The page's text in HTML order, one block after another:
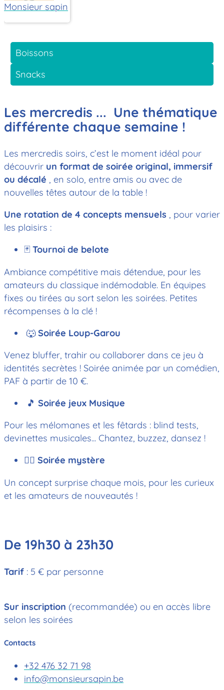
Monsieur sapin
Boissons
Snacks
Les mercredis ... Une thématique
différente chaque semaine !
Les mercredis soirs, c’est le moment idéal pour
découvrir un format de soirée original, immersif
ou décalé , en solo, entre amis ou avec de
nouvelles têtes autour de la table !
Une rotation de 4 concepts mensuels , pour varier
les plaisirs :
🃏 Tournoi de belote
Ambiance compétitive mais détendue, pour les
amateurs du classique indémodable. En équipes
fixes ou tirées au sort selon les soirées. Petites
récompenses à la clé !
🐺Soirée Loup-Garou
Venez bluffer, trahir ou collaborer dans ce jeu à
identités secrètes ! Soirée animée par un comédien,
PAF à partir de 10 €.
🎵 Soirée jeux Musique
Pour les mélomanes et les fêtards : blind tests,
devinettes musicales... Chantez, buzzez, dansez ! ​
🕵️‍♂️ Soirée mystère
Un concept surprise chaque mois, pour les curieux
et les amateurs de nouveautés !
De 19h30 à 23h30
Tarif : 5 € par personne
Sur inscription (recommandée) ou en accès libre
selon les soirées
Contacts
+32 476 32 71 98
info@monsieursapin.be